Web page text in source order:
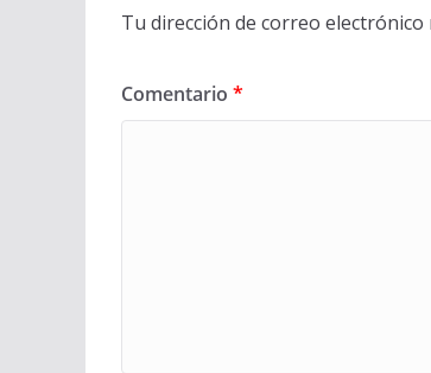
Tu dirección de correo electrónico
Comentario *